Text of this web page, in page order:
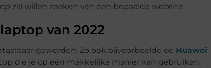
zal willen zoeken van een bepaalde website.
van 2022
geworden. Zo ook bijvoorbeelde de Huawei
die je op een makkelijke manier kan gebruiken.